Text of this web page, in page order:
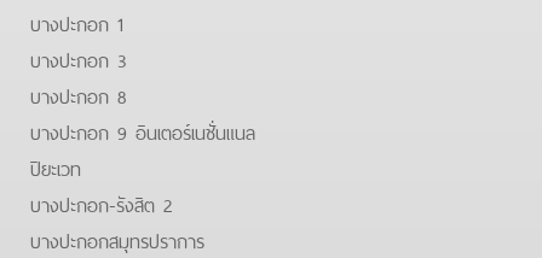
บางปะกอก 1
บางปะกอก 3
บางปะกอก 8
บางปะกอก 9 อินเตอร์เนชั่นแนล
ปิยะเวท
บางปะกอก-รังสิต 2
บางปะกอกสมุทรปราการ